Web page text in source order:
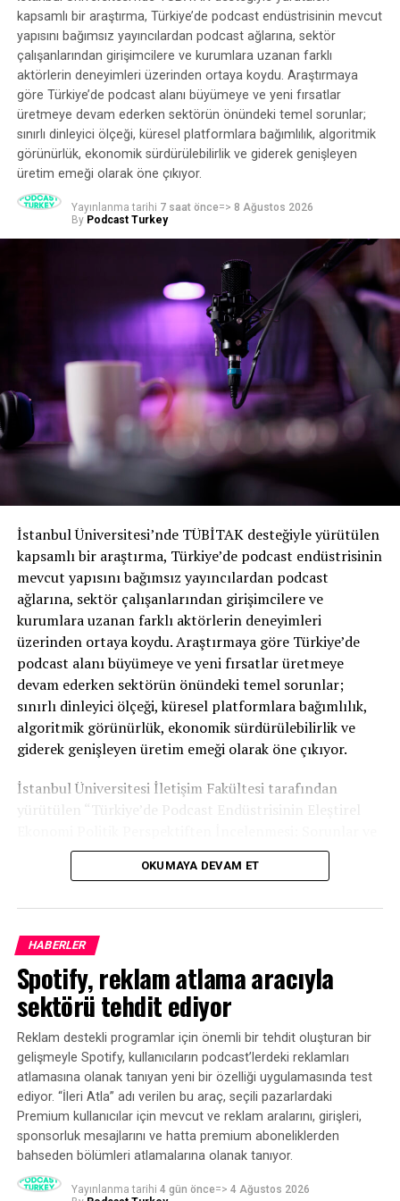
Kablolu haberler bu demografik değişimden özellikle
etkileniyor. MSNBC izleyicilerinin ortanca yaşı 70, FOX
News 69 ve CNN 67.The Wall Street Journal‘ın da
belirttiği gibi, “Yıllar boyunca medya yöneticileri
reklamverenlere yönelik sunumlarını daha genç
izleyicilere ulaşabilecekleri fikri üzerine kurdular… Ancak
bugünlerde acı bir gerçek var: Televizyon izleyenlerin
çoğu bu gruplardan daha yaşlı.”
Daha genç dinleyiciler için podcasting yeni bir
Geçtiğimiz yıl lineer kanallar arasında en genç program
49.5 ile FOX’ta yayınlanan Bob’s Burgers oldu. Aslında
FOX 58 ile dört büyük kanal arasında en genci. CBS ise
68 ile en yaşlısı. Bu rakamlara, ortalamaları biraz aşağı
çekecek olan yayın akışı dahil değil.Örneğin, Abbott
Elementary ABC’de 61 izlenirken, lineer TV’ye darbe
vurulurken izleyici kitlesini artıran yayın hizmetlerinde
Peki ya ticari radyo?
Talk Radio yaşlanıyor. Nielsen’e göre ortanca yaş 58’dir.
Edison/NPR araştırmasına göre, Sözlü Söz kategorisi
son 10 yılda önemli ölçüde büyümüş olsa da, dinlemenin
çoğu yayından podcast’e geçti. Bu durum özellikle
podcast yayıncılığının AM/FM’yi aştığı genç demografik
gruplar için geçerli. Genç dinleyiciler için podcasting
yeni talk radyo.
Podcasting: Gençlik Pınarı
niteliğinde.
başlangıçla birlikte) ve diğer tüm büyük medya
platformlarından önemli ölçüde daha genç olan bir
mecra. Podcast dinleyicilerinin medyan yaşı 34, yani TV
ve gazete izleyicilerinin medyan yaşından neredeyse
otuz yıl daha genç. Üç … on yıl … daha genç. Basitçe
söylemek gerekirse, buna benzer başka bir medya
platformu yok.
Podcasting’in yükselişi, genç kuşakların yaşam tarzları
ve tercihleriyle uyumlu olan talep üzerine içerik
tüketimine doğru bir kaymaya işaret ediyor. İsteğe bağlı
bir dünyada yaşıyoruz ve diğer medyalar buna uyum
sağlarken (akış uygulamaları ve YouTube’u düşünün),
podcasting geleneksel medyanın eşleştirmekte
kapsamlı bir araştırma, Türkiye’de podcast endüstrisinin mevcut
yapısını bağımsız yayıncılardan podcast ağlarına, sektör
çalışanlarından girişimcilere ve kurumlara uzanan farklı
aktörlerin deneyimleri üzerinden ortaya koydu. Araştırmaya
göre Türkiye’de podcast alanı büyümeye ve yeni fırsatlar
üretmeye devam ederken sektörün önündeki temel sorunlar;
sınırlı dinleyici ölçeği, küresel platformlara bağımlılık, algoritmik
görünürlük, ekonomik sürdürülebilirlik ve giderek genişleyen
üretim emeği olarak öne çıkıyor.
Yayınlanma tarihi 7 saat önce=> 8 Ağustos 2026
By Podcast Turkey
İstanbul Üniversitesi’nde TÜBİTAK desteğiyle yürütülen
kapsamlı bir araştırma, Türkiye’de podcast endüstrisinin
mevcut yapısını bağımsız yayıncılardan podcast
ağlarına, sektör çalışanlarından girişimcilere ve
kurumlara uzanan farklı aktörlerin deneyimleri
üzerinden ortaya koydu. Araştırmaya göre Türkiye’de
podcast alanı büyümeye ve yeni fırsatlar üretmeye
devam ederken sektörün önündeki temel sorunlar;
sınırlı dinleyici ölçeği, küresel platformlara bağımlılık,
algoritmik görünürlük, ekonomik sürdürülebilirlik ve
giderek genişleyen üretim emeği olarak öne çıkıyor.
İstanbul Üniversitesi İletişim Fakültesi tarafından
yürütülen “Türkiye’de Podcast Endüstrisinin Eleştirel
Fırsatlar” başlıklı araştırma, Türkiye podcast
ekosisteminin mevcut durumuna ilişkin kapsamlı bir
OKUMAYA DEVAM ET
HABERLER
Spotify, reklam atlama aracıyla
sektörü tehdit ediyor
Reklam destekli programlar için önemli bir tehdit oluşturan bir
gelişmeyle Spotify, kullanıcıların podcast’lerdeki reklamları
atlamasına olanak tanıyan yeni bir özelliği uygulamasında test
ediyor. “İleri Atla” adı verilen bu araç, seçili pazarlardaki
Premium kullanıcılar için mevcut ve reklam aralarını, girişleri,
sponsorluk mesajlarını ve hatta premium aboneliklerden
bahseden bölümleri atlamalarına olanak tanıyor.
Yayınlanma tarihi 4 gün önce=> 4 Ağustos 2026